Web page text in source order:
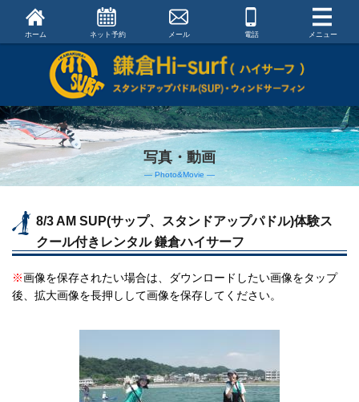
ホーム ネット予約 メール 電話 メニュー
写真・動画
― Photo&Movie ―
8/3 AM SUP(サップ、スタンドアップパドル)体験ス
クール付きレンタル 鎌倉ハイサーフ
※画像を保存されたい場合は、ダウンロードしたい画像をタップ
後、拡大画像を長押しして画像を保存してください。